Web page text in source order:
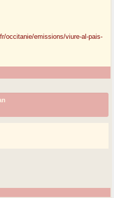
occitanie/emissions/viure-al-pais-